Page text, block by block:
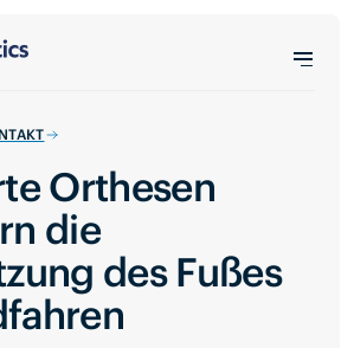
Orthesen
die
des Fußes